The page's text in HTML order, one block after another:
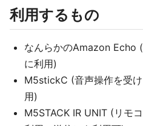
利用するもの
なんらかのAmazon Echo
に利用)
M5stickC (音声操作を受
用)
M5STACK IR UNIT (リモ